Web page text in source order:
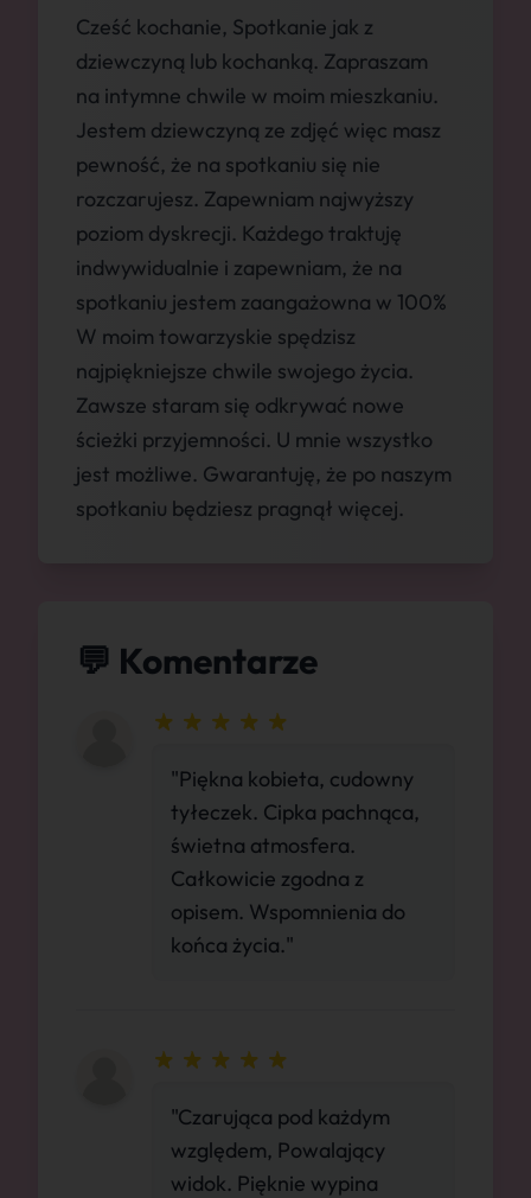
Cześć kochanie, Spotkanie jak z
dziewczyną lub kochanką. Zapraszam
na intymne chwile w moim mieszkaniu.
Jestem dziewczyną ze zdjęć więc masz
pewność, że na spotkaniu się nie
rozczarujesz. Zapewniam najwyższy
poziom dyskrecji. Każdego traktuję
indwywidualnie i zapewniam, że na
spotkaniu jestem zaangażowna w 100%
W moim towarzyskie spędzisz
najpiękniejsze chwile swojego życia.
Zawsze staram się odkrywać nowe
ścieżki przyjemności. U mnie wszystko
jest możliwe. Gwarantuję, że po naszym
spotkaniu będziesz pragnął więcej.
💬 Komentarze
"Piękna kobieta, cudowny
tyłeczek. Cipka pachnąca,
świetna atmosfera.
Całkowicie zgodna z
opisem. Wspomnienia do
końca życia."
"Czarująca pod każdym
względem, Powalający
widok. Pięknie wypina